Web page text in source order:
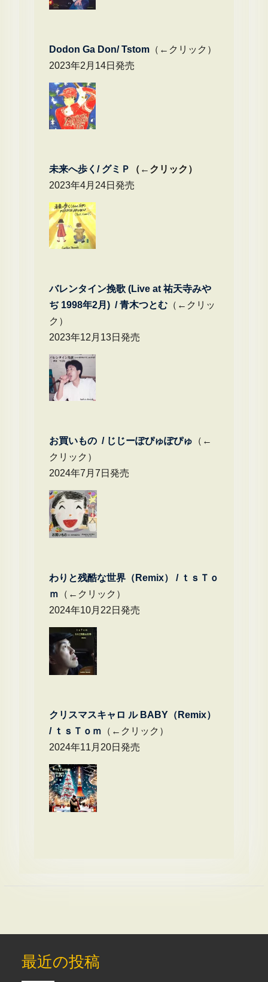
Dodon Ga Don/ Tstom（←クリック）
2023年2月14日発売
未来へ歩く/ グミＰ
（←クリック）
2023年4月24日発売
バレンタイン挽歌 (Live at 祐天寺みや
ぢ 1998年2月) / 青木つとむ（←クリッ
ク）
2023年12月13日発売
お買いもの / じじーぽぴゅぽぴゅ （←
クリック）
2024年7月7日発売
わりと残酷な世界（Remix） / ｔｓＴｏ
ｍ （←クリック）
2024年10月22日発売
クリスマスキャロ ル BABY（Remix）
/ ｔｓＴｏｍ （←クリック）
2024年11月20日発売
最近の投稿